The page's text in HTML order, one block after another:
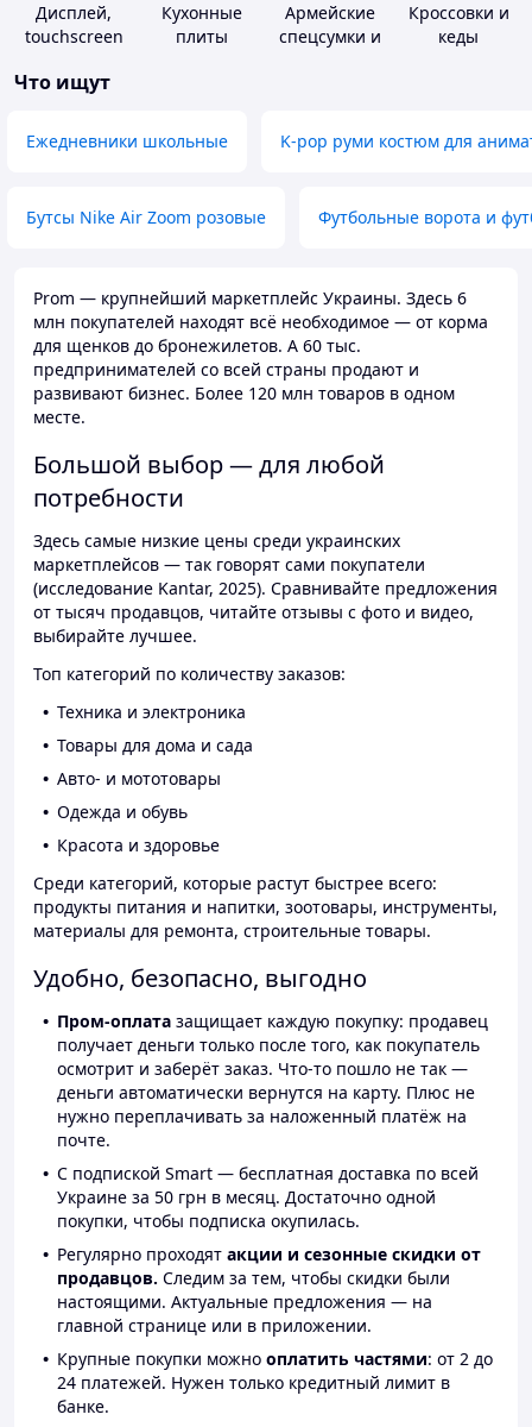
Дисплей,
touchscreen
телефонов
Кухонные
плиты
Армейские
спецсумки и
Кроссовки и
кеды
Что ищут
Ежедневники школьные K-pop руми костюм для
Бутсы Nike Air Zoom розовые Футбольные ворота и
Prom — крупнейший маркетплейс Украины. Здесь 6
млн покупателей находят всё необходимое — от корма
для щенков до бронежилетов. А 60 тыс.
предпринимателей со всей страны продают и
развивают бизнес. Более 120 млн товаров в одном
месте.
Большой выбор — для любой
потребности
Здесь самые низкие цены среди украинских
маркетплейсов — так говорят сами покупатели
(исследование Kantar, 2025). Сравнивайте предложения
от тысяч продавцов, читайте отзывы с фото и видео,
выбирайте лучшее.
Топ категорий по количеству заказов:
Техника и электроника
Товары для дома и сада
Авто- и мототовары
Одежда и обувь
Красота и здоровье
Среди категорий, которые растут быстрее всего:
продукты питания и напитки, зоотовары, инструменты,
материалы для ремонта, строительные товары.
Удобно, безопасно, выгодно
Пром-оплата защищает каждую покупку: продавец
получает деньги только после того, как покупатель
осмотрит и заберёт заказ. Что-то пошло не так —
деньги автоматически вернутся на карту. Плюс не
нужно переплачивать за наложенный платёж на
почте.
С подпиской Smart — бесплатная доставка по всей
Украине за 50 грн в месяц. Достаточно одной
покупки, чтобы подписка окупилась.
Регулярно проходят акции и сезонные скидки от
продавцов. Следим за тем, чтобы скидки были
настоящими. Актуальные предложения — на
главной странице или в приложении.
Крупные покупки можно оплатить частями: от 2 до
24 платежей. Нужен только кредитный лимит в
банке.